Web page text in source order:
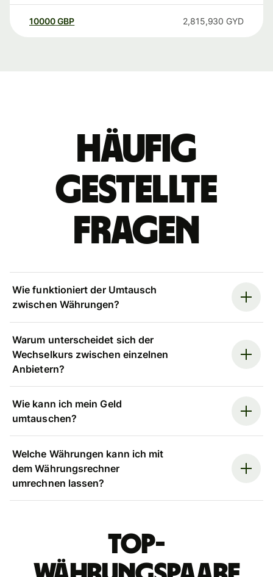
10000 GBP 2,815,930 GYD
Häufig
gestellte
Fragen
Wie funktioniert der Umtausch
zwischen Währungen?
Warum unterscheidet sich der
Wechselkurs zwischen einzelnen
Anbietern?
Wie kann ich mein Geld
umtauschen?
Welche Währungen kann ich mit
dem Währungsrechner
umrechnen lassen?
Top-